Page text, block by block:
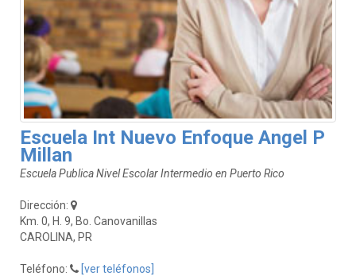
Escuela Int Nuevo Enfoque Angel P
Millan
Escuela Publica Nivel Escolar Intermedio en Puerto Rico
Dirección:
Km. 0, H. 9, Bo. Canovanillas
CAROLINA, PR
Teléfono:
[ver teléfonos]